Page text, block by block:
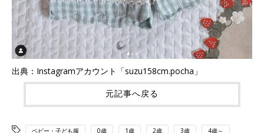
出典：Instagramアカウント「suzu158cm.pocha」
元記事へ戻る
ベビー・子ども服 0歳 1歳 2歳 3歳 4歳～